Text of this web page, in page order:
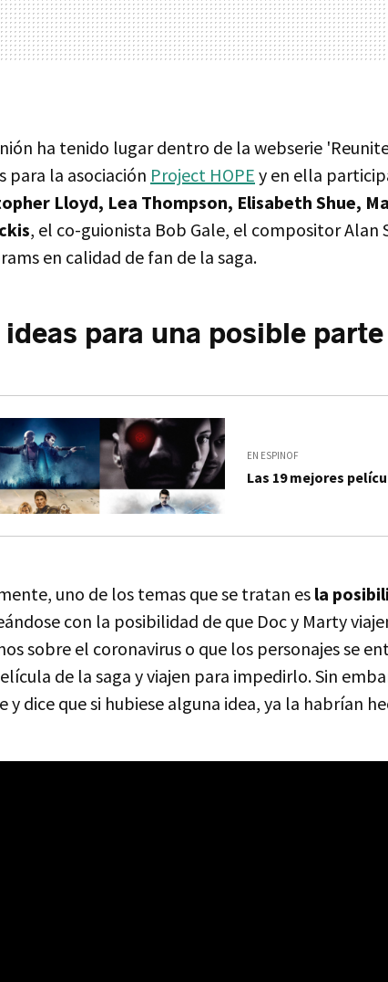
ha tenido lugar dentro de la webserie
para la asociación Project HOPE y en ella
Lloyd, Lea Thompson, Elisabeth Shue,
, el co-guionista Bob Gale, el compositor Alan
en calidad de fan de la saga.
ideas para una posible
EN ESPINOF
Las 19 mejores
uno de los temas que se tratan es la
con la posibilidad de que Doc y Marty
sobre el coronavirus o que los personajes se
de la saga y viajen para impedirlo. Sin
y dice que si hubiese alguna idea, ya la habrían